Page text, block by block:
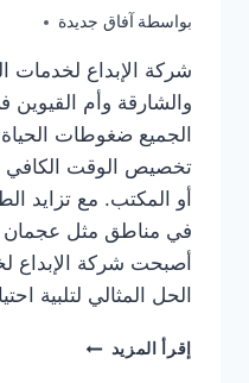
بواسطة آفاق جديدةأغسطس 28, 2025
شركة الإبداع لخدمات
والشارقة وأم القيوين
الجميع ضغوطات
تخصيص الوقت الكافي
أو المكتب. مع تزايد
في مناطق مثل عجمان
أصبحت شركة الإبداع
الحل المثالي لتلبية
إقرأ المزيد عاملات